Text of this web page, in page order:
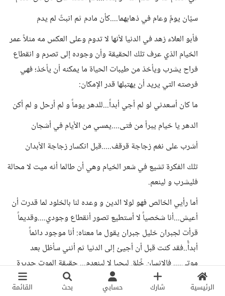
الرئيسية شارك حسابي بحث القائمة
سيًان يومً وعام في ذهابهما....كأن مادم ثم انبتً لم يدم
فأبو العلاء زهد في الدنيا لأنها لا تدوم وعلى العكس مه مثلاً عمر
الخيام الذي عرف تلك الحقيقة وأن وجوده إلى تصرم و انقطاع
فراح يشرب ويأخذ من طيبات الحياة ما يمكنه أن يأخذ؛ فهي
فرصته التي يريد أن يهتبلها قدر الإمكان:
ما كان أسعدني لو لم أجي أبداً...للدهر يوماً و لم أرحل و لم أكن
الدهر يا خيام يبرأ من فتى....يمسي من الأيام في أشجان
أشرب على نغم زجاجة قرقف.....قبل انكسار زجاجة الأبدان
تلك الفكرة تشيع في شعر الخيام وهي أن طالما أنه ميت لا محالة
فليشرب و لينعم.
أما رأيي الخالص فهو لولا الدين و وعده لنا بالخلود لما قدرت أن
أعيش...أنا شخصياً لا أستطيع تصور أنقطاع وجودي....وقديماً
قرأت لجبران خليل جبران يقول ما معناه: أنا موجود دائماً
أبداًً..فقد كنت قبل أن أجيئ إلى الدنيا ثم أنني سأظل بعد
موتي.... فالإنسان خًلق ليحيا لا لينعدم... حقيقة الموت جديرة
بان تجعل أعتى العتاة يفكر في حقائق الدين.